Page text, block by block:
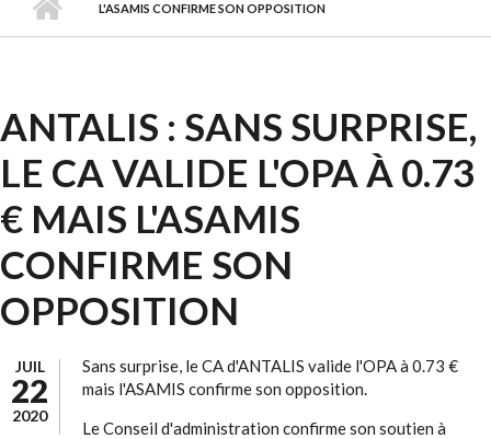
L'ASAMIS CONFIRME SON OPPOSITION
ANTALIS : SANS SURPRISE,
LE CA VALIDE L'OPA À 0.73
€ MAIS L'ASAMIS
CONFIRME SON
OPPOSITION
JUIL
22
2020
Sans surprise, le CA d'ANTALIS valide l'OPA à 0.73 €
mais l'ASAMIS confirme son opposition.
Le Conseil d'administration confirme son soutien à